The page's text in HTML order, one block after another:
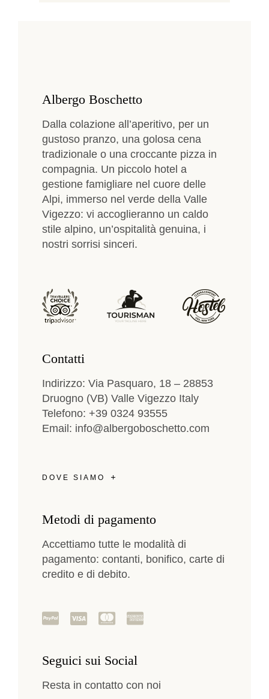
Albergo Boschetto
Dalla colazione all’aperitivo, per un
gustoso pranzo, una golosa cena
tradizionale o una croccante pizza in
compagnia. Un piccolo hotel a
gestione famigliare nel cuore delle
Alpi, immerso nel verde della Valle
Vigezzo: vi accoglieranno un caldo
stile alpino, un’ospitalità genuina, i
nostri sorrisi sinceri.
Contatti
Indirizzo: Via Pasquaro, 18 – 28853
Druogno (VB) Valle Vigezzo Italy
Telefono: +39 0324 93555
Email: info@albergoboschetto.com
DOVE SIAMO
Metodi di pagamento
Accettiamo tutte le modalità di
pagamento: contanti, bonifico, carte di
credito e di debito.
Seguici sui Social
Resta in contatto con noi